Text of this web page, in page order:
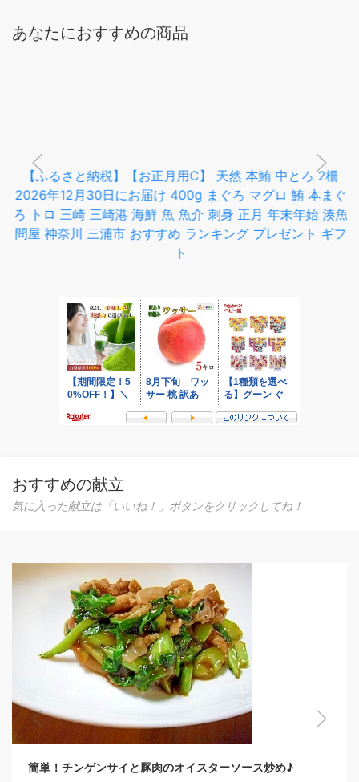
あなたにおすすめの商品
【ふるさと納税】【お正月用C】 天然 本鮪 中とろ 2柵
2026年12月30日にお届け 400g まぐろ マグロ 鮪 本まぐ
ろ トロ 三崎 三崎港 海鮮 魚 魚介 刺身 正月 年末年始 湊魚
問屋 神奈川 三浦市 おすすめ ランキング プレゼント ギフ
ト
おすすめの献立
気に入った献立は「いいね！」ボタンをクリックしてね！
簡単！チンゲンサイと豚肉のオイスターソース炒め♪